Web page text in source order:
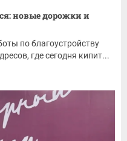
новые дорожки и
по благоустройству
где сегодня кипит...